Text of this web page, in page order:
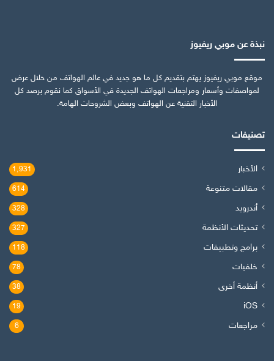
نبذة عن موبي ريفيوز
موقع موبي ريفيوز يهتم بتقديم كل ما هو جديد في عالم الهواتف من خلال عرض
لمواصفات وأسعار ومراجعات الهواتف الجديدة في الأسواق كما نقوم برصد كل
الأخبار التقنية عن الهواتف وبعض الشروحات الهامة.
تصنيفات
الأخبار 1٬931
مقالات متنوعة 614
أندرويد 328
تحديثات الأنظمة 327
برامج وتطبيقات 118
خلفيات 78
أنظمة أخرى 38
iOS
19
مراجعات 6